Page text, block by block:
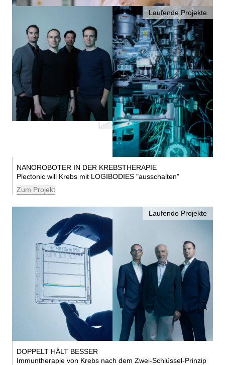
Laufende Projekte
NANOROBOTER IN DER KREBSTHERAPIE
Plectonic will Krebs mit LOGIBODIES ausschalten
Zum Projekt
Laufende Projekte
DOPPELT HÄLT BESSER
Immuntherapie von Krebs nach dem Zwei-Schlüssel-Prinzip